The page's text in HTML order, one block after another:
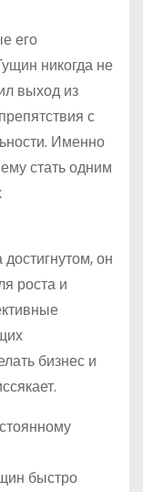
его
никогда не
выход из
с
Именно
стать одним
он
роста и
бизнес и
быстро